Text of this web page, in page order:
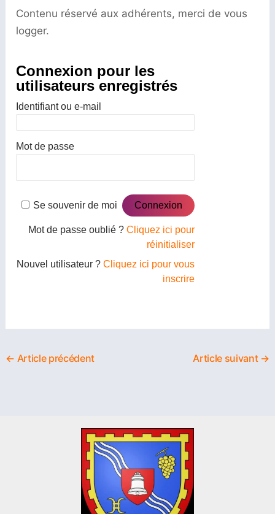
Contenu réservé aux adhérents, merci de vous
logger.
Connexion pour les
utilisateurs enregistrés
Identifiant ou e-mail
Mot de passe
Se souvenir de moi
Mot de passe oublié ? Cliquez ici pour
réinitialiser
Nouvel utilisateur ? Cliquez ici pour vous
inscrire
← Article précédent Article suivant →